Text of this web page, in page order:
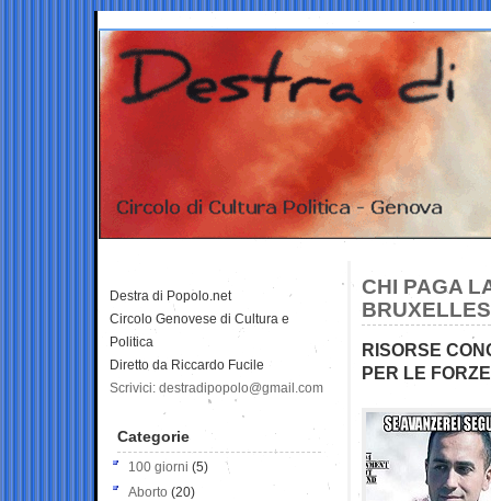
CHI PAGA
BRUXELLES
RISORSE
PER LE
Destra di Popolo.net
Circolo Genovese di Cultura e
Politica
Diretto da Riccardo Fucile
Scrivici: destradipopolo@gmail.com
Categorie
100 giorni (5)
Aborto (20)